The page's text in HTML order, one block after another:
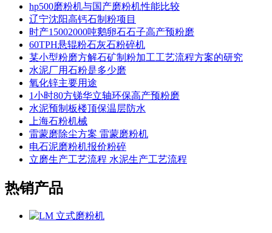
hp500磨粉机与国产磨粉机性能比较
辽宁沈阳高钙石制粉项目
时产15002000吨鹅卵石石子高产预粉磨
60TPH悬辊粉石灰石粉碎机
某小型粉磨方解石矿制粉加工工艺流程方案的研究
水泥厂用石粉是多少磨
氧化锌主要用途
1小时80方锑华立轴环保高产预粉磨
水泥预制板楼顶保温层防水
上海石粉机械
雷蒙磨除尘方案 雷蒙磨粉机
电石泥磨粉机报价粉碎
立磨生产工艺流程 水泥生产工艺流程
热销产品